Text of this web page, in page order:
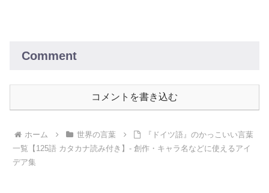
Comment
コメントを書き込む
ホーム 世界の言葉
『ドイツ語』のかっこいい言葉
一覧【125語 カタカナ読み付き】- 創作・キャラ名などに使えるアイ
デア集